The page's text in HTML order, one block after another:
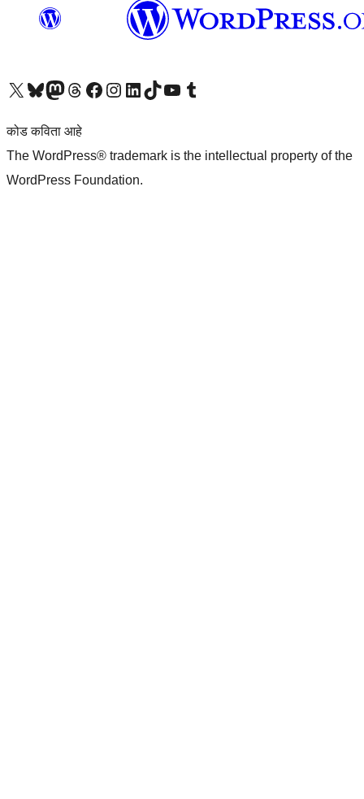
आमच्या X (एक्स) (पूर्वीचे ट्विटर) खात्याला भेट द्या आमच्या ब्लूस्की खात्याला भेट द्या.आमच्या Mastodon खात्याला भेट द्या.आमच्या थ्रेड्स खात्याला भेट द्या. आमच्या फेसबुक पेजला भेट द्या आमच्या इंस्टाग्राम खात्याला भेट द्या आमच्या लिंक्डइन खात्याला भेट द्या आमच्या टिकटॉक अकाउंटला भेट द्या.आमच्या यूट्यूब चॅनेलला भेट द्या आमच्या टंबलर खात्याला भेट द्या.
कोड कविता आहे
The WordPress® trademark is the intellectual property of the
WordPress Foundation.